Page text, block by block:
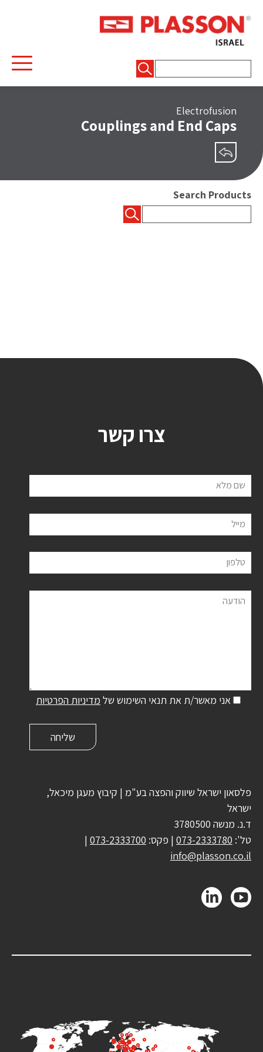
Electrofusion
Couplings and End Caps
Search Products
צרו קשר
שם מלא
מייל
טלפון
הודעה
אני מאשר/ת את תנאי השימוש של מדיניות הפרטיות
פלסאון ישראל שיווק והפצה בע"מ | קיבוץ מעגן מיכאל,
ישראל
ד.נ. מנשה 3780500
טל': 073-2333780 | פקס: 073-2333700
|
info@plasson.co.il